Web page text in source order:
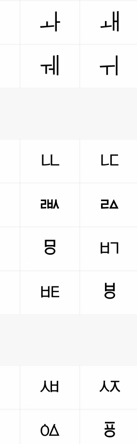
ㅘ ㅙ
ㅞ ㅟ
ㅥ ㅦ
ㅫ ㅬ
ㅱ ㅲ
ㅷ ㅸ
ㅽ ㅾ
ㆃ ㆄ